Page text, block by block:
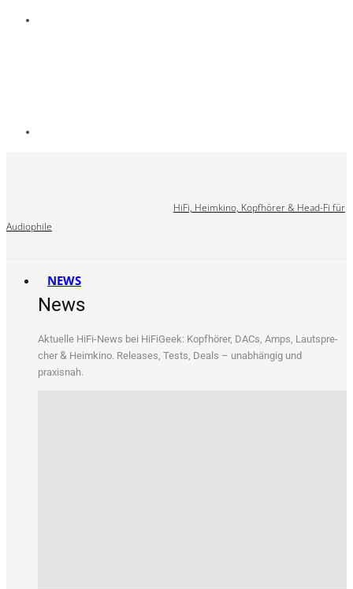
HiFi, Heimkino, Kopfhörer & Head-Fi für
Audiophile
NEWS
News
Aktu­el­le HiFi-News bei HiFi­Ge­ek: Kopf­hö­rer, DACs, Amps, Laut­spre­
cher & Heim­ki­no. Releases, Tests, Deals – unab­hän­gig und
praxisnah.